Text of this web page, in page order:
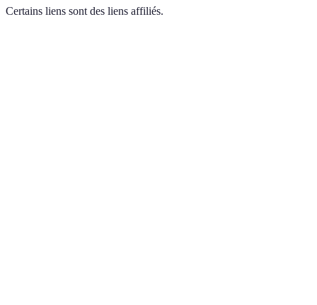
Certains liens sont des liens affiliés.